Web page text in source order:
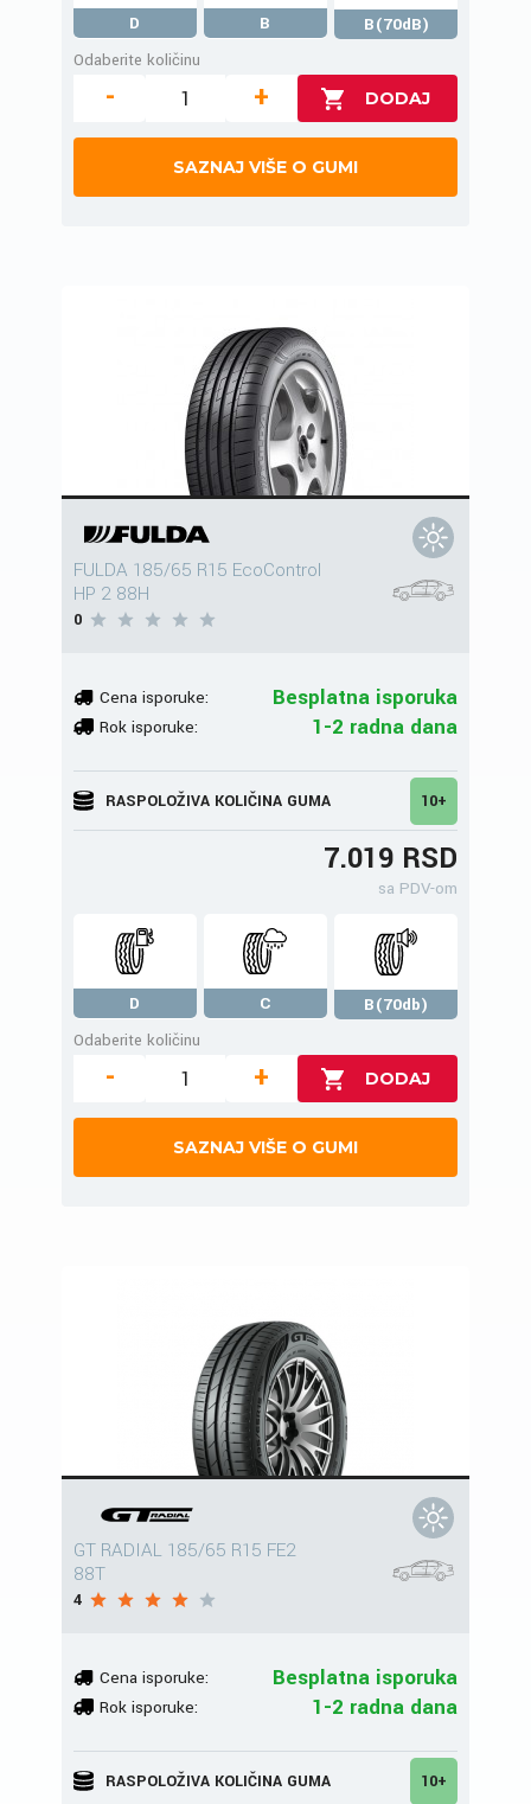
D B
B(70dB)
Odaberite količinu
- +
SAZNAJ VIŠE O GUMI
FULDA 185/65 R15 EcoControl
HP 2 88H
0
Cena isporuke: Besplatna isporuka
Rok isporuke: 1-2 radna dana
RASPOLOŽIVA KOLIČINA GUMA 10+
7.019 RSD
sa PDV-om
D C
B(70db)
Odaberite količinu
- +
SAZNAJ VIŠE O GUMI
GT RADIAL 185/65 R15 FE2
88T
4
Cena isporuke: Besplatna isporuka
Rok isporuke: 1-2 radna dana
RASPOLOŽIVA KOLIČINA GUMA 10+